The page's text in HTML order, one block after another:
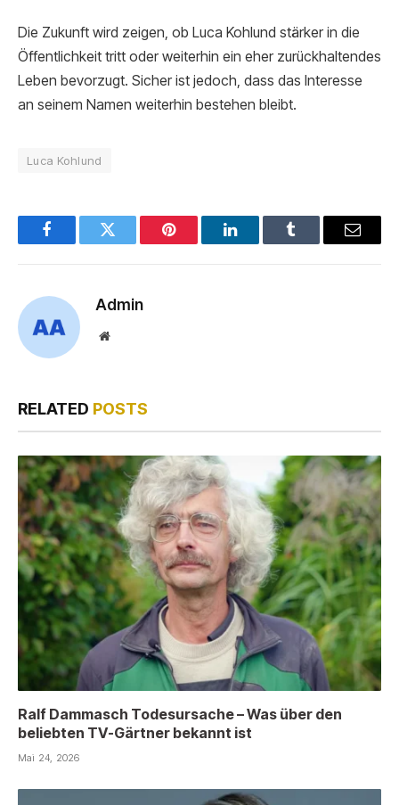
Die Zukunft wird zeigen, ob Luca Kohlund stärker in die
Öffentlichkeit tritt oder weiterhin ein eher zurückhaltendes
Leben bevorzugt. Sicher ist jedoch, dass das Interesse
an seinem Namen weiterhin bestehen bleibt.
Luca Kohlund
FacebookTwitter Pinterest LinkedInTumblr Email
Admin
Website
RELATED POSTS
Ralf Dammasch Todesursache – Was über den
beliebten TV-Gärtner bekannt ist
Mai 24, 2026